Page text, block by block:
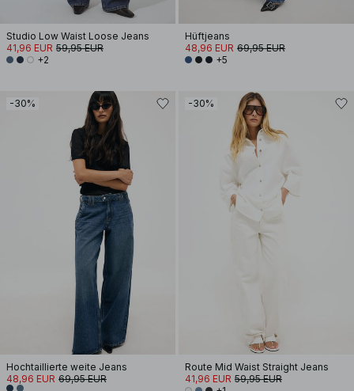
Studio Low Waist Loose Jeans
41,96 EUR 59,95 EUR
+2
Hüftjeans
48,96 EUR 69,95 EUR
+5
-30%
Hochtaillierte weite Jeans
48,96 EUR 69,95 EUR
-30%
Route Mid Waist Straight Jeans
41,96 EUR 59,95 EUR